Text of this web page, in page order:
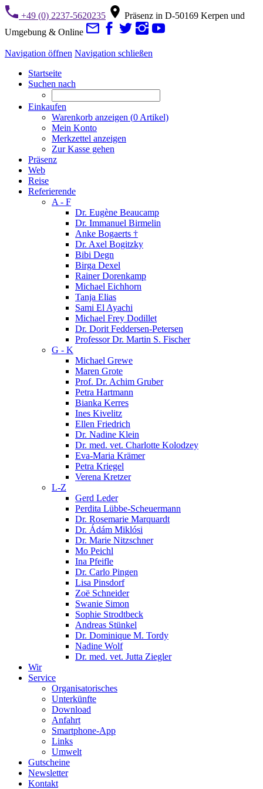
+49 (0) 2237-5620235
Präsenz in D-50169 Kerpen und
Umgebung & Online
Navigation öffnen Navigation schließen
Startseite
Suchen nach
Einkaufen
Warenkorb anzeigen (0 Artikel)
Mein Konto
Merkzettel anzeigen
Zur Kasse gehen
Präsenz
Web
Reise
Referierende
A - F
Dr. Eugène Beaucamp
Dr. Immanuel Birmelin
Anke Bogaerts †
Dr. Axel Bogitzky
Bibi Degn
Birga Dexel
Rainer Dorenkamp
Michael Eichhorn
Tanja Elias
Sami El Ayachi
Michael Frey Dodillet
Dr. Dorit Feddersen-Petersen
Professor Dr. Martin S. Fischer
G - K
Michael Grewe
Maren Grote
Prof. Dr. Achim Gruber
Petra Hartmann
Bianka Kerres
Ines Kivelitz
Ellen Friedrich
Dr. Nadine Klein
Dr. med. vet. Charlotte Kolodzey
Eva-Maria Krämer
Petra Kriegel
Verena Kretzer
L-Z
Gerd Leder
Perdita Lübbe-Scheuermann
Dr. Rosemarie Marquardt
Dr. Ádám Miklósi
Dr. Marie Nitzschner
Mo Peichl
Ina Pfeifle
Dr. Carlo Pingen
Lisa Pinsdorf
Zoë Schneider
Swanie Simon
Sophie Strodtbeck
Andreas Stünkel
Dr. Dominique M. Tordy
Nadine Wolf
Dr. med. vet. Jutta Ziegler
Wir
Service
Organisatorisches
Unterkünfte
Download
Anfahrt
Smartphone-App
Links
Umwelt
Gutscheine
Newsletter
Kontakt